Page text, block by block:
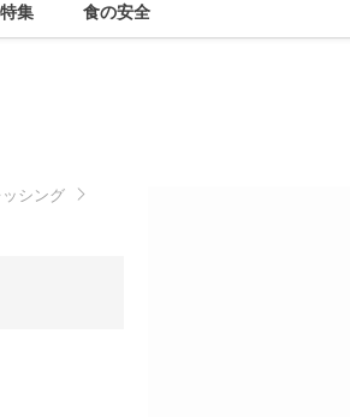
集 食の安全
シング